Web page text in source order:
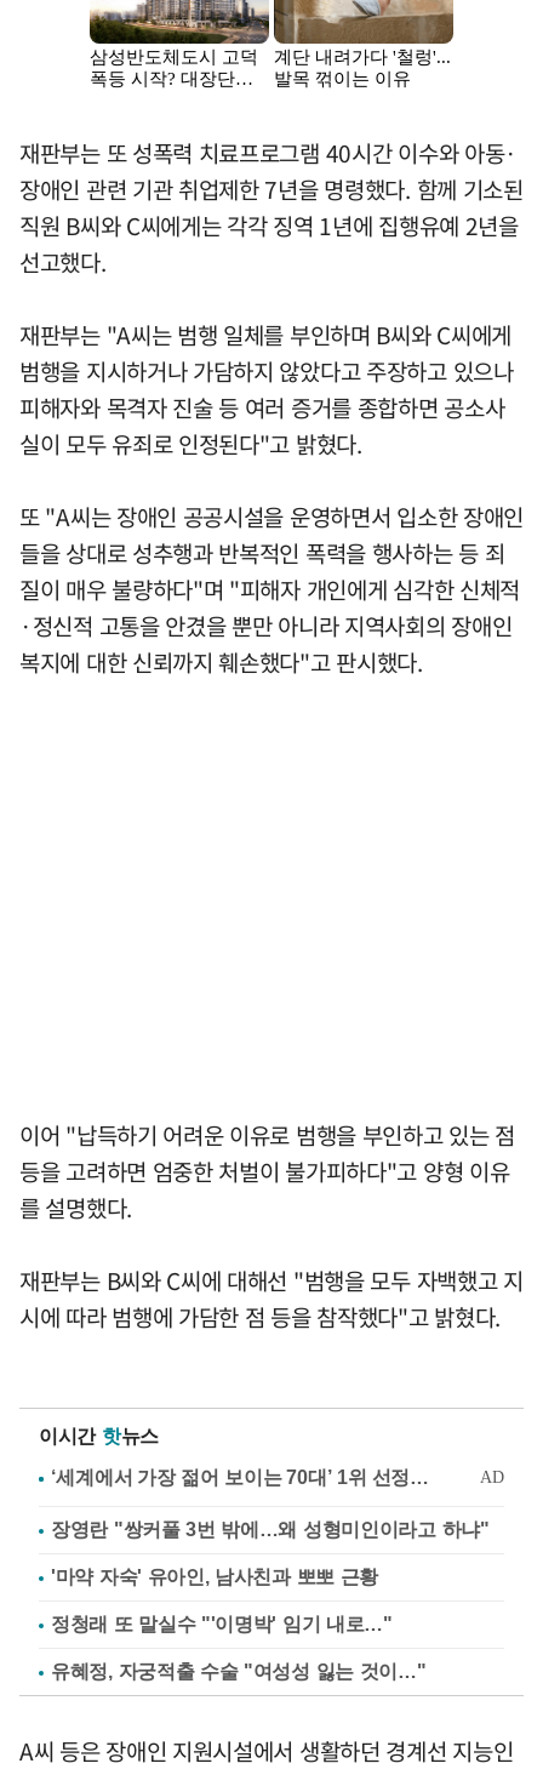
재판부는 또 성폭력 치료프로그램 40시간 이수와 아동·
장애인 관련 기관 취업제한 7년을 명령했다. 함께 기소된
직원 B씨와 C씨에게는 각각 징역 1년에 집행유예 2년을
선고했다.
재판부는 "A씨는 범행 일체를 부인하며 B씨와 C씨에게
범행을 지시하거나 가담하지 않았다고 주장하고 있으나
피해자와 목격자 진술 등 여러 증거를 종합하면 공소사
실이 모두 유죄로 인정된다"고 밝혔다.
또 "A씨는 장애인 공공시설을 운영하면서 입소한 장애인
들을 상대로 성추행과 반복적인 폭력을 행사하는 등 죄
질이 매우 불량하다"며 "피해자 개인에게 심각한 신체적
·정신적 고통을 안겼을 뿐만 아니라 지역사회의 장애인
복지에 대한 신뢰까지 훼손했다"고 판시했다.
이어 "납득하기 어려운 이유로 범행을 부인하고 있는 점
등을 고려하면 엄중한 처벌이 불가피하다"고 양형 이유
를 설명했다.
재판부는 B씨와 C씨에 대해선 "범행을 모두 자백했고 지
시에 따라 범행에 가담한 점 등을 참작했다"고 밝혔다.
이시간 핫뉴스
장영란 "쌍커풀 3번 밖에…왜 성형미인이라고 하냐"
'마약 자숙' 유아인, 남사친과 뽀뽀 근황
정청래 또 말실수 "'이명박' 임기 내로…"
유혜정, 자궁적출 수술 "여성성 잃는 것이…"
A씨 등은 장애인 지원시설에서 생활하던 경계선 지능인